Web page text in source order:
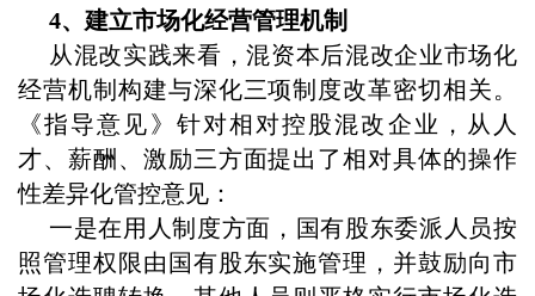
4、建立市场化经营管理机制
从混改实践来看，混资本后混改企业市场化
经营机制构建与深化三项制度改革密切相关。
《指导意见》针对相对控股混改企业，从人
才、薪酬、激励三方面提出了相对具体的操作
性差异化管控意见：
一是在用人制度方面，国有股东委派人员按
照管理权限由国有股东实施管理，并鼓励向市